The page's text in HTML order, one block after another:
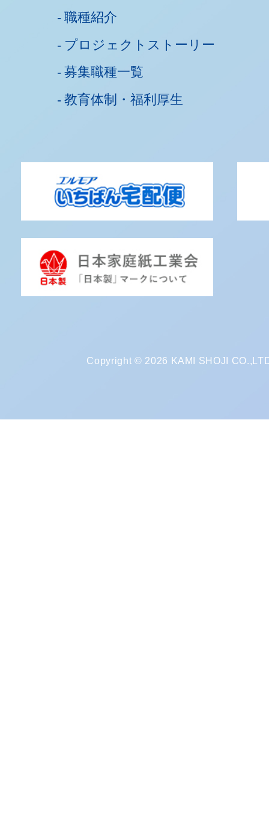
職種紹介
プロジェクトストーリー
募集職種一覧
教育体制・福利厚生
Copyright © 2026 KAMI SHOJI